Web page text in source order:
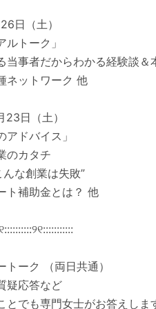
日（土）
ルトーク」
当事者だからわかる経験談＆
ネットワーク 他
23日（土）
アドバイス」
のカタチ
な創業は失敗”
ト補助金とは？ 他
ーク （両日共通）
疑応答など
とでも専門女士がお答えしま